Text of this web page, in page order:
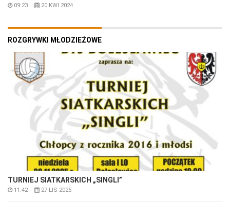
09:23 20 KWI 2024
ROZGRYWKI MŁODZIEŻOWE
TURNIEJ SIATKARSKICH „SINGLI”
11:42 27 LIS 2025